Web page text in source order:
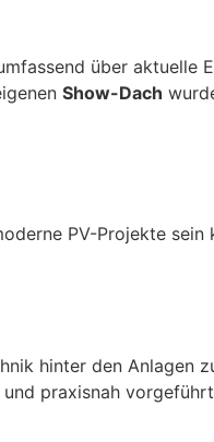
über
Show-Dach
PV-Projekte sein
hinter den Anlagen
praxisnah